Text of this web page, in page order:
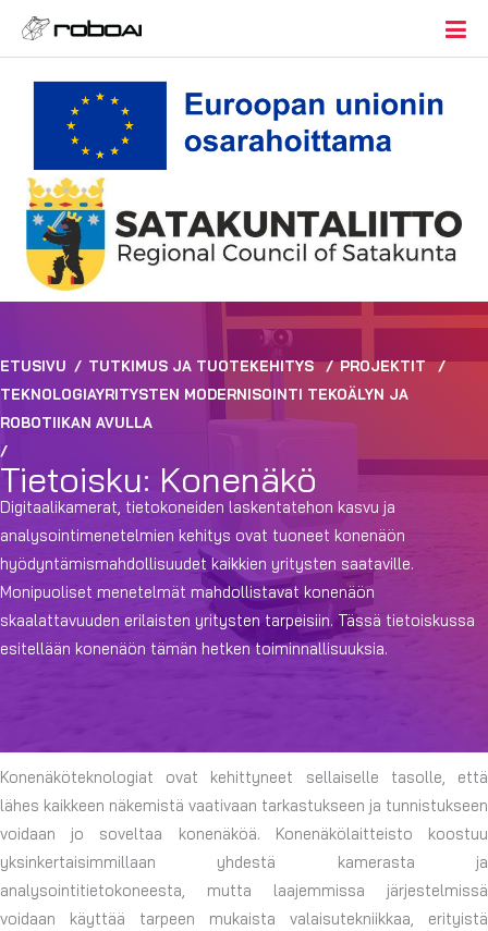
ETUSIVU / TUTKIMUS JA TUOTEKEHITYS / PROJEKTIT
/
TEKNOLOGIAYRITYSTEN MODERNISOINTI TEKOÄLYN JA
ROBOTIIKAN AVULLA
/
Tietoisku: Konenäkö
Digitaalikamerat, tietokoneiden laskentatehon kasvu ja
analysointimenetelmien kehitys ovat tuoneet konenäön
hyödyntämismahdollisuudet kaikkien yritysten saataville.
Monipuoliset menetelmät mahdollistavat konenäön
skaalattavuuden erilaisten yritysten tarpeisiin. Tässä tietoiskussa
esitellään konenäön tämän hetken toiminnallisuuksia.
Konenäköteknologiat ovat kehittyneet sellaiselle tasolle, että
lähes kaikkeen näkemistä vaativaan tarkastukseen ja tunnistukseen
voidaan jo soveltaa konenäköä. Konenäkölaitteisto koostuu
yksinkertaisimmillaan yhdestä kamerasta ja
analysointitietokoneesta, mutta laajemmissa järjestelmissä
voidaan käyttää tarpeen mukaista valaisutekniikkaa, erityistä